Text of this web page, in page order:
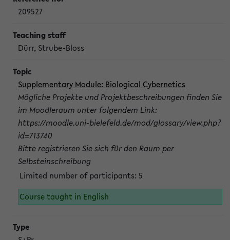
209527
Dürr, Strube-Bloss
Supplementary Module: Biological Cybernetics
Mögliche Projekte und Projektbeschreibungen finden Sie
im Moodleraum unter folgendem Link:
https://moodle.uni-bielefeld.de/mod/glossary/view.php?
id=713740
Bitte registrieren Sie sich für den Raum per
Selbsteinschreibung
Limited number of participants: 5
Course taught in English